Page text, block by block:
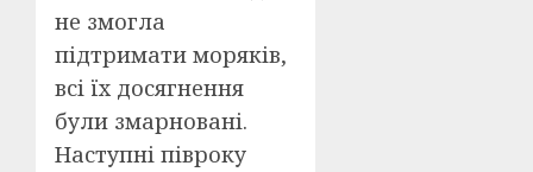
не змогла
підтримати моряків,
всі їх досягнення
були змарновані.
Наступні півроку